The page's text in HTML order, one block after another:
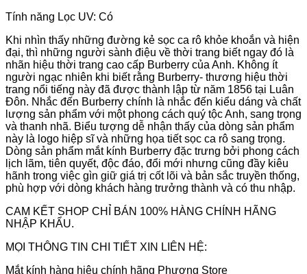
Tính năng Lọc UV: Có
Khi nhìn thấy những đường kẻ sọc ca rô khỏe khoắn và hiện
đại, thì những người sành điệu về thời trang biết ngay đó là
nhãn hiệu thời trang cao cấp Burberry của Anh. Không ít
người ngạc nhiên khi biết rằng Burberry- thương hiệu thời
trang nổi tiếng này đã được thành lập từ năm 1856 tại Luân
Đôn. Nhắc đến Burberry chính là nhắc đến kiểu dáng và chất
lượng sản phẩm với một phong cách quý tộc Anh, sang trọng
và thanh nhã. Biểu tượng dễ nhận thấy của dòng sản phẩm
này là logo hiệp sĩ và những họa tiết sọc ca rô sang trọng.
Dòng sản phẩm mắt kính Burberry đặc trưng bởi phong cách
lịch lãm, tiên quyết, độc đáo, đổi mới nhưng cũng đầy kiêu
hãnh trong việc gìn giữ giá trị cốt lõi và bản sắc truyền thống,
phù hợp với dòng khách hàng trưởng thành và có thu nhập.
CAM KẾT SHOP CHỈ BÁN 100% HÀNG CHÍNH HÃNG
NHẬP KHẨU.
MỌI THÔNG TIN CHI TIẾT XIN LIÊN HỆ:
Mắt kính hàng hiệu chính hãng Phương Store